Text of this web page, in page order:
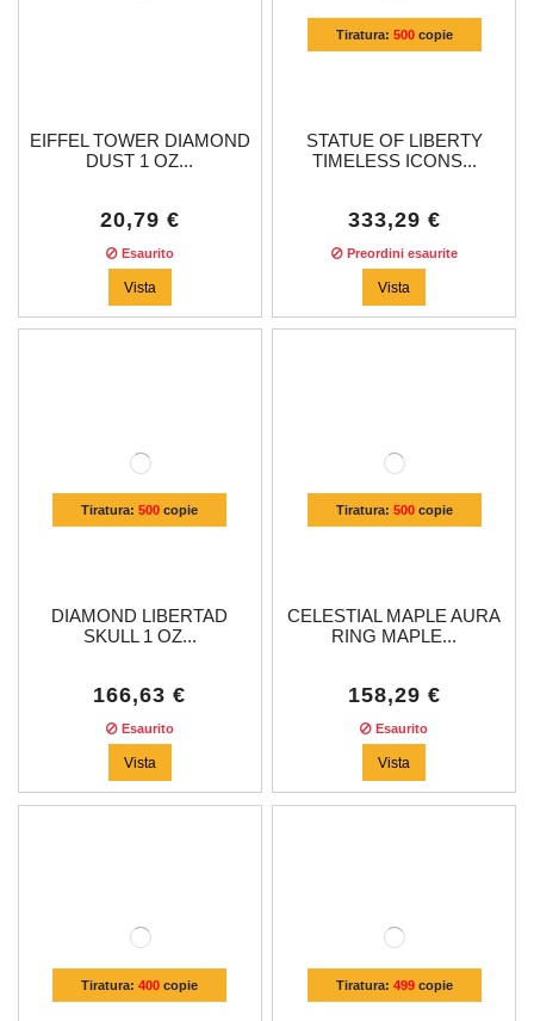
EIFFEL TOWER DIAMOND
DUST 1 OZ...
20,79 €
Esaurito
Vista
Tiratura: 500copie
STATUE OF LIBERTY
TIMELESS ICONS...
333,29 €
Preordini esaurite
Vista
Tiratura:500 copie
DIAMOND LIBERTAD
SKULL 1 OZ...
166,63 €
Esaurito
Vista
Tiratura: 500copie
CELESTIAL MAPLE AURA
RING MAPLE...
158,29 €
Esaurito
Vista
Tiratura:400 copie Tiratura: 499copie